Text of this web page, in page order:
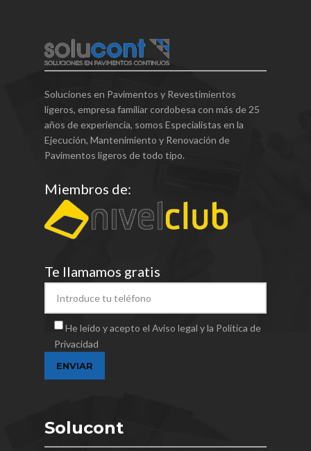
Soluciones en Pavimentos y Revestimientos
ligeros, empresa familiar cordobesa con más de 25
años de experiencia, somos Especialistas en la
Ejecución, Mantenimiento y Renovación de
Pavimentos ligeros de todo tipo.
Miembros de:
Te llamamos gratis
He leído y acepto el Aviso legal y la Política de
Privacidad
Solucont